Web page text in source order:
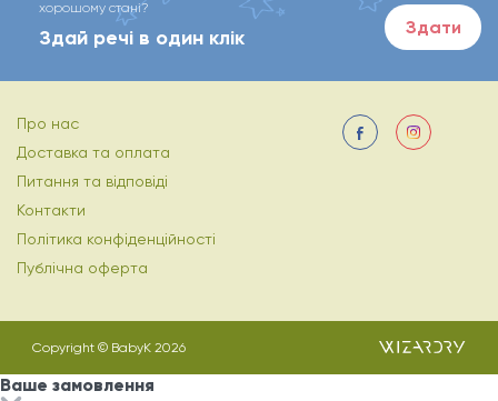
хорошому стані?
Здай речі в один клік Здати
Про нас
Доставка та оплата
Питання та відповіді
Контакти
Політика конфіденційності
Публічна оферта
Copyright © BabyK 2026
Ваше замовлення